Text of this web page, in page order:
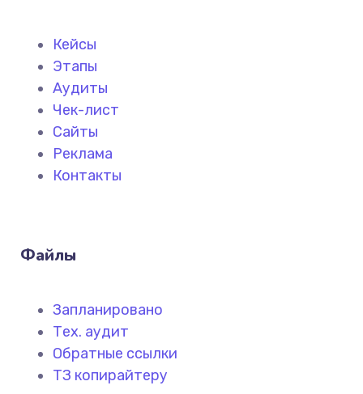
Кейсы
Этапы
Аудиты
Чек-лист
Сайты
Реклама
Контакты
Файлы
Запланировано
Тех. аудит
Обратные ссылки
ТЗ копирайтеру